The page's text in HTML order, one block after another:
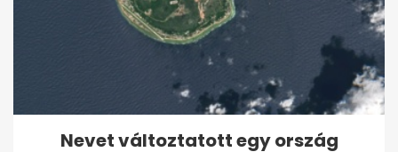
Nevet változtatott egy ország